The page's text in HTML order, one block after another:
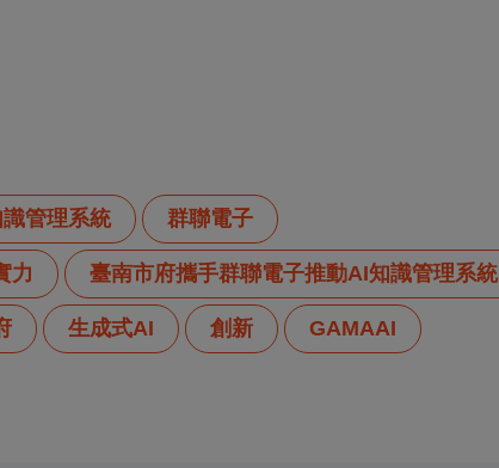
管理系統 群聯電子
力 臺南市府攜手群聯電子推動AI知識管理系統
生成式AI 創新 GAMAAI